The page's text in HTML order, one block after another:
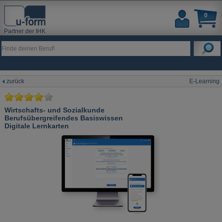
Partner der IHK
0
zurück E-Learning
Wirtschafts- und Sozialkunde
Berufsübergreifendes Basiswissen
Digitale Lernkarten